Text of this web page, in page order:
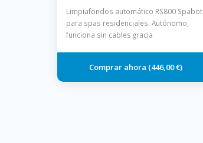
Limpiafondos automático RS800 Spabot
para spas residenciales. Autónomo,
funciona sin cables gracia
446,00 €